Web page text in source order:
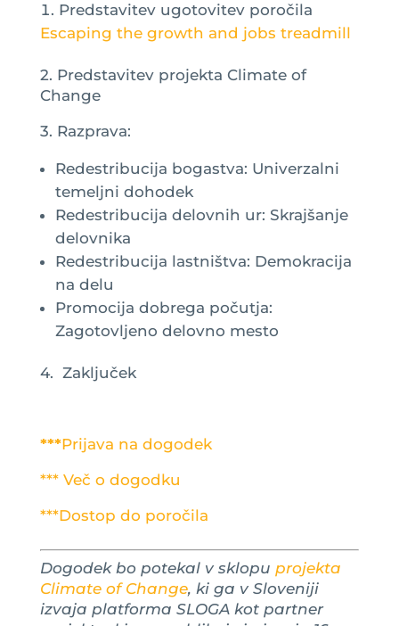
Predstavitev ugotovitev poročila
Escaping the growth and jobs treadmill
2. Predstavitev projekta Climate of
Change
3. Razprava:
Redestribucija bogastva: Univerzalni
temeljni dohodek
Redestribucija delovnih ur: Skrajšanje
delovnika
Redestribucija lastništva: Demokracija
na delu
Promocija dobrega počutja:
Zagotovljeno delovno mesto
4. Zaključek
***Prijava na dogodek
*** Več o dogodku
***Dostop do poročila
Dogodek bo potekal v sklopu projekta
Climate of Change, ki ga v Sloveniji
izvaja platforma SLOGA kot partner